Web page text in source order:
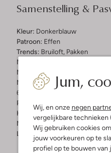
Jum,
Wij, en onze negen
vergelijkbare technieken
Wij gebruiken cookies
jouw voorkeuren op te
profiel op te bouwen
Samenstelling &
Kleur: Donkerblauw
Patroon: Effen
Trends: Bruiloft, Pakken
Materiaal binnenkant:
Materiaal:
Materiaalpercentages:
67% Polyester, 25% Katoen En
Pasvorm:
Halslijn:Kraag
Mouwlengte:
Lengte:
Lang